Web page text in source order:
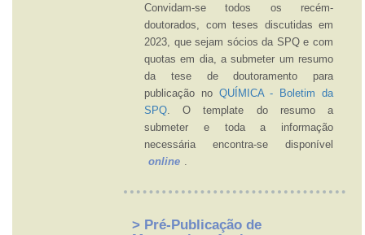
Convidam-se todos os recém-
doutorados, com teses discutidas em
2023, que sejam sócios da SPQ e com
quotas em dia, a submeter um resumo
da tese de doutoramento para
publicação no QUÍMICA - Boletim da
SPQ . O template do resumo a
submeter e toda a informação
necessária encontra-se disponível
online
> Pré-Publicação de